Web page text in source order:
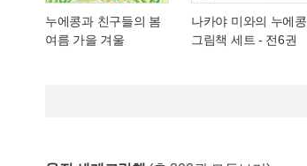
누에콩과 친구들의 봄
여름 가을 겨울
나카야 미와의 누에콩
그림책 세트 - 전6권